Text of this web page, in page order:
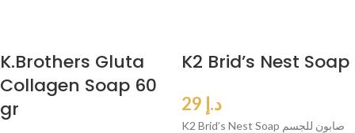
K.Brothers Gluta
Collagen Soap 60
gr
K2 Brid’s Nest Soap
د.إ
K2 Brid’s Nest Soap صابون للجسم